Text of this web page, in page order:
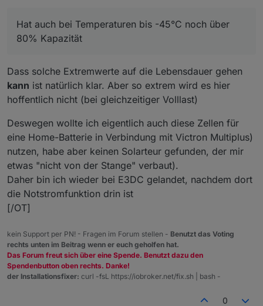
Tiefe Temp. im Betrieb verkürzen die Lebensdauer und
schränken die Funktion ein.
Dazu kommt meist die erhöhte Feuchtigkeit, die der
Hat auch bei Temperaturen bis -45°C noch über
80% Kapazität
Dass solche Extremwerte auf die Lebensdauer gehen
kann ist natürlich klar. Aber so extrem wird es hier
hoffentlich nicht (bei gleichzeitiger Volllast)
Deswegen wollte ich eigentlich auch diese Zellen für
eine Home-Batterie in Verbindung mit Victron Multiplus)
nutzen, habe aber keinen Solarteur gefunden, der mir
etwas "nicht von der Stange" verbaut).
Daher bin ich wieder bei E3DC gelandet, nachdem dort
die Notstromfunktion drin ist
[/OT]
kein Support per PN! - Fragen im Forum stellen - Benutzt das Voting
rechts unten im Beitrag wenn er euch geholfen hat.
Das Forum freut sich über eine Spende. Benutzt dazu den
Spendenbutton oben rechts. Danke!
der Installationsfixer: curl -fsL https://iobroker.net/fix.sh | bash -
0